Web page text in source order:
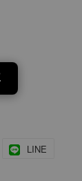
LINE